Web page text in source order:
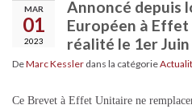
MAR
01
2023
Annoncé depuis
Européen à
réalité le 1er
DeMarc Kessler dans la catégorie
Ce Brevet à Effet Unitaire ne